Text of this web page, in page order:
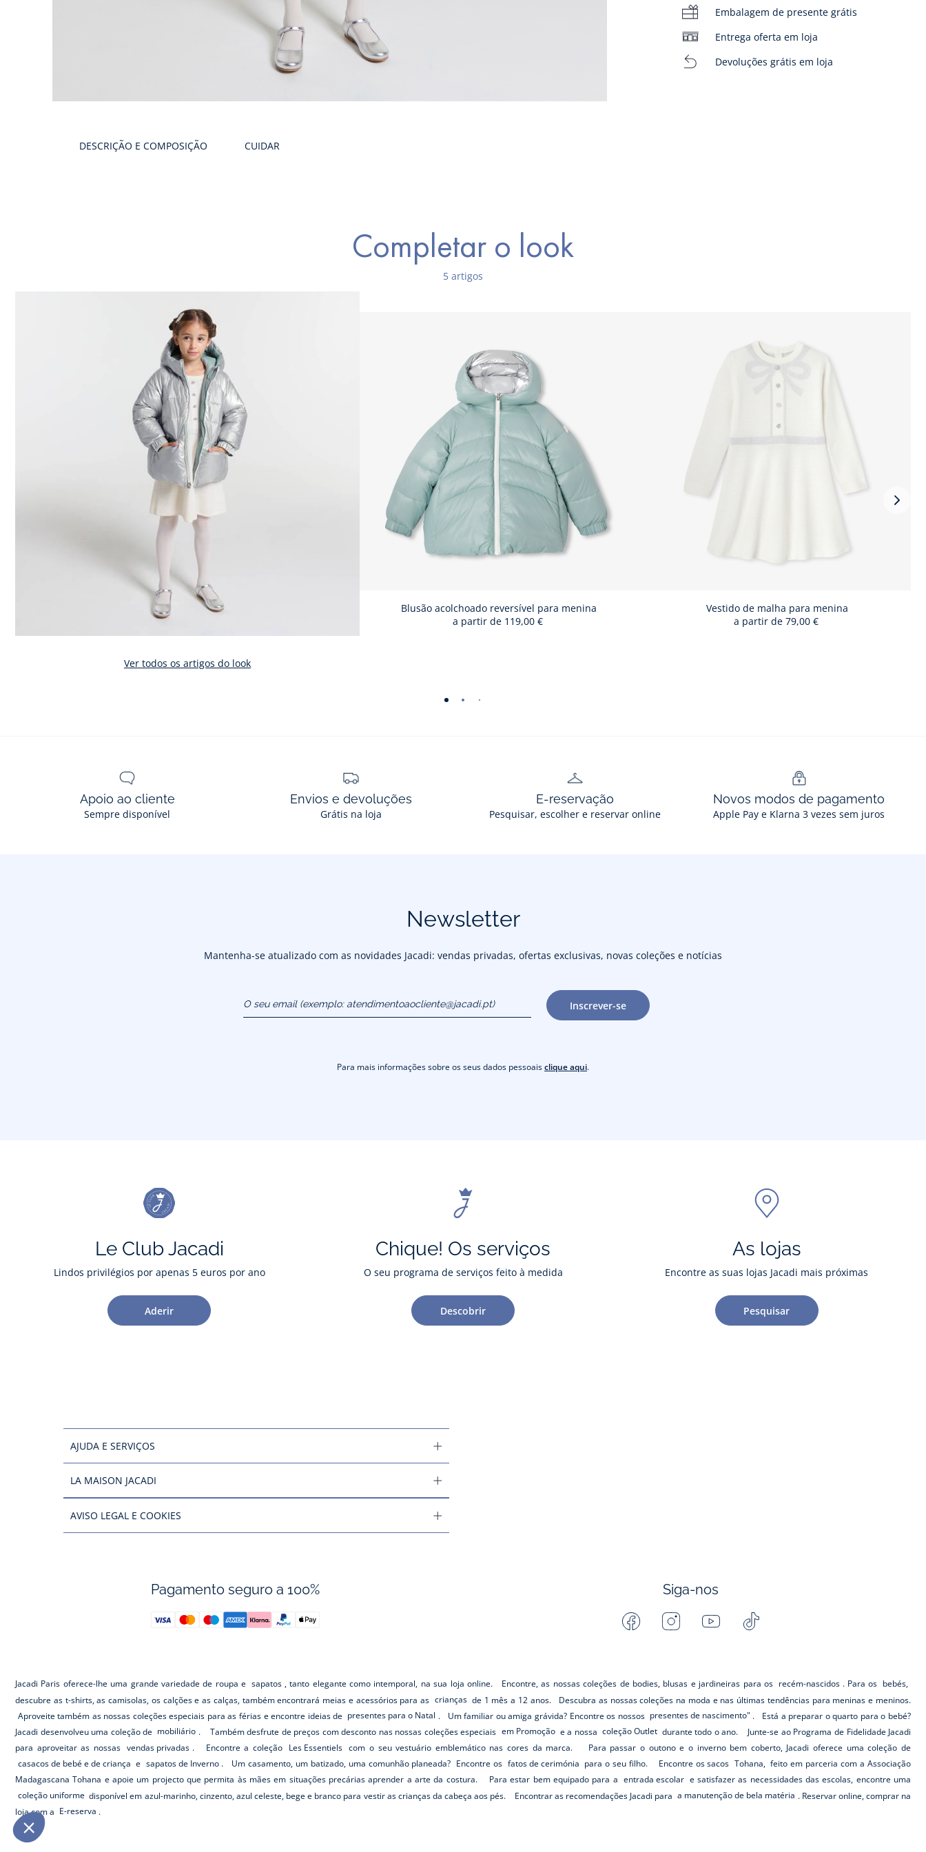
Embalagem de presente grátis
Entrega oferta em loja
Devoluções grátis em loja
DESCRIÇÃO E COMPOSIÇÃO CUIDAR
Completar o look
5 artigos
Ver todos os artigos do look
Blusão acolchoado reversível para menina
a partir de 119,00 €
Vestido de malha para menina
a partir de 79,00 €
-
Vista
Apoio ao cliente
Sempre disponível
Envios e devoluções
Grátis na loja
E-reservação
Pesquisar, escolher e reservar online
Novos modos de pagamento
Apple Pay e Klarna 3 vezes sem juros
Newsletter
Mantenha-se atualizado com as novidades Jacadi: vendas privadas, ofertas exclusivas, novas coleções e notícias
atendimentoaocliente@jacadi.pt)
Inscrever-se
Para mais informações sobre os seus dados pessoaisclique aqui.
Le Club Jacadi
Lindos privilégios por apenas 5 euros por ano
Aderir
Chique! Os serviços
O seu programa de serviços feito à medida
Descobrir
As lojas
Encontre as suas lojas Jacadi mais próximas
Pesquisar
AJUDA E SERVIÇOS
LA MAISON JACADI
AVISO LEGAL E COOKIES
Pagamento seguro a 100% Siga-nos
FacebookInstagramYoutube
Jacadi Paris oferece-lhe uma grande variedade de roupa e sapatos , tanto elegante como intemporal, na sua loja online. Encontre, as nossas coleções de bodies, blusas e jardineiras para os recém-nascidos . Para os bebés,
descubre as t-shirts, as camisolas, os calções e as calças, também encontrará meias e acessórios para as crianças de 1 mês a 12 anos. Descubra as nossas coleções na moda e nas últimas tendências para meninas e meninos.
Aproveite também as nossas coleções especiais para as férias e encontre ideias de presentes para o Natal . Um familiar ou amiga grávida? Encontre os nossos presentes de nascimento" . Está a preparar o quarto para o bebé?
Jacadi desenvolveu uma coleção de mobiliário . Também desfrute de preços com desconto nas nossas coleções especiais em Promoção e a nossa coleção Outlet durante todo o ano. Junte-se ao Programa de Fidelidade Jacadi
para aproveitar as nossas vendas privadas . Encontre a coleção Les Essentiels com o seu vestuário emblemático nas cores da marca. Para passar o outono e o inverno bem coberto, Jacadi oferece uma coleção de
casacos de bebé e de criança e sapatos de Inverno . Um casamento, um batizado, uma comunhão planeada? Encontre os fatos de cerimónia para o seu filho. Encontre os sacos Tohana, feito em parceria com a Associação
Madagascana Tohana e apoie um projecto que permita às mães em situações precárias aprender a arte da costura. Para estar bem equipado para a entrada escolar e satisfazer as necessidades das escolas, encontre uma
coleção uniforme disponível em azul-marinho, cinzento, azul celeste, bege e branco para vestir as crianças da cabeça aos pés. Encontrar as recomendações Jacadi para a manutenção de bela matéria . Reservar online, comprar na
loja com a E-reserva .